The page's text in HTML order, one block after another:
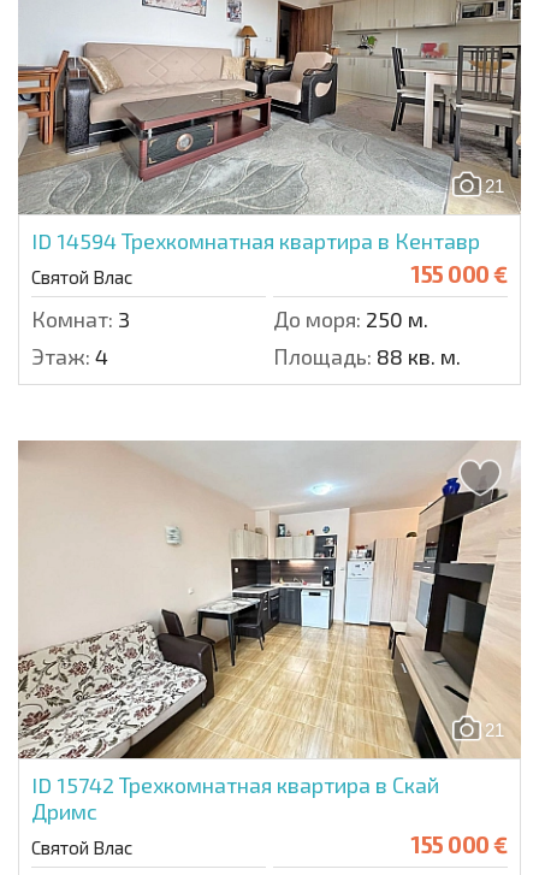
21
ID 14594Трехкомнатная квартира в Кентавр
Святой Влас 155 000 €
Комнат: 3 До моря: 250 м.
Этаж: 4 Площадь: 88 кв. м.
21
ID 15742 Трехкомнатная квартира в Скай
Дримс
Святой Влас 155 000 €